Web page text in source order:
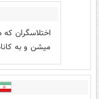
اختلاسگران
میشن و به